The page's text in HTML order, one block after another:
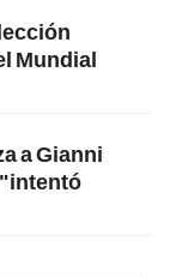
Mundial
a Gianni